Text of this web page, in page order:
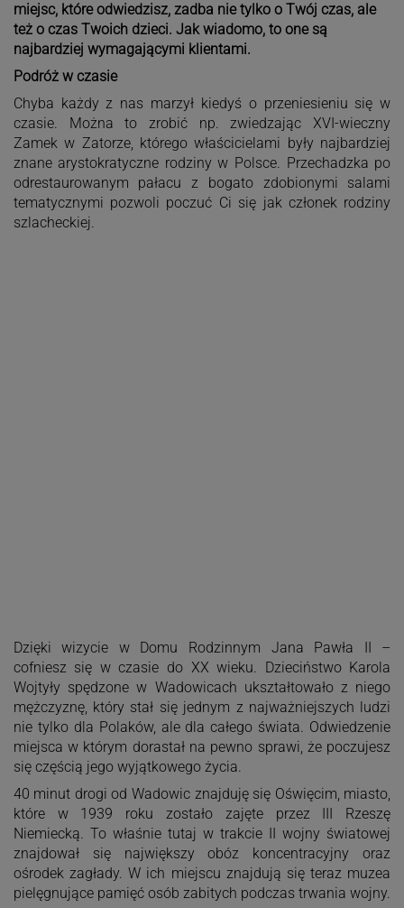
miejsc, które odwiedzisz, zadba nie tylko o Twój czas, ale
też o czas Twoich dzieci. Jak wiadomo, to one są
najbardziej wymagającymi klientami.
Podróż w czasie
Chyba każdy z nas marzył kiedyś o przeniesieniu się w
czasie. Można to zrobić np. zwiedzając XVI-wieczny
Zamek w Zatorze, którego właścicielami były najbardziej
znane arystokratyczne rodziny w Polsce. Przechadzka po
odrestaurowanym pałacu z bogato zdobionymi salami
tematycznymi pozwoli poczuć Ci się jak członek rodziny
szlacheckiej.
Dzięki wizycie w Domu Rodzinnym Jana Pawła II –
cofniesz się w czasie do XX wieku. Dzieciństwo Karola
Wojtyły spędzone w Wadowicach ukształtowało z niego
mężczyznę, który stał się jednym z najważniejszych ludzi
nie tylko dla Polaków, ale dla całego świata. Odwiedzenie
miejsca w którym dorastał na pewno sprawi, że poczujesz
się częścią jego wyjątkowego życia.
40 minut drogi od Wadowic znajduję się Oświęcim, miasto,
które w 1939 roku zostało zajęte przez III Rzeszę
Niemiecką. To właśnie tutaj w trakcie II wojny światowej
znajdował się największy obóz koncentracyjny oraz
ośrodek zagłady. W ich miejscu znajdują się teraz muzea
pielęgnujące pamięć osób zabitych podczas trwania wojny.